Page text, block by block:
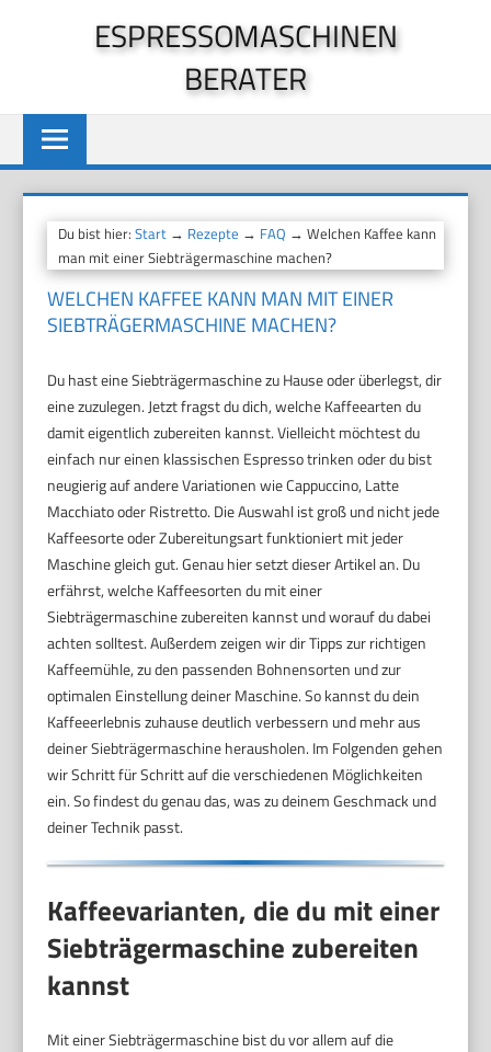
ESPRESSOMASCHINEN
BERATER
Du bist hier:Start → Rezepte → FAQ → Welchen Kaffee kann
man mit einer Siebträgermaschine machen?
WELCHEN KAFFEE KANN MAN MIT EINER
SIEBTRÄGERMASCHINE MACHEN?
Du hast eine Siebträgermaschine zu Hause oder überlegst, dir
eine zuzulegen. Jetzt fragst du dich, welche Kaffeearten du
damit eigentlich zubereiten kannst. Vielleicht möchtest du
einfach nur einen klassischen Espresso trinken oder du bist
neugierig auf andere Variationen wie Cappuccino, Latte
Macchiato oder Ristretto. Die Auswahl ist groß und nicht jede
Kaffeesorte oder Zubereitungsart funktioniert mit jeder
Maschine gleich gut. Genau hier setzt dieser Artikel an. Du
erfährst, welche Kaffeesorten du mit einer
Siebträgermaschine zubereiten kannst und worauf du dabei
achten solltest. Außerdem zeigen wir dir Tipps zur richtigen
Kaffeemühle, zu den passenden Bohnensorten und zur
optimalen Einstellung deiner Maschine. So kannst du dein
Kaffeeerlebnis zuhause deutlich verbessern und mehr aus
deiner Siebträgermaschine herausholen. Im Folgenden gehen
wir Schritt für Schritt auf die verschiedenen Möglichkeiten
ein. So findest du genau das, was zu deinem Geschmack und
deiner Technik passt.
Kaffeevarianten, die du mit einer
Siebträgermaschine zubereiten
kannst
Mit einer Siebträgermaschine bist du vor allem auf die